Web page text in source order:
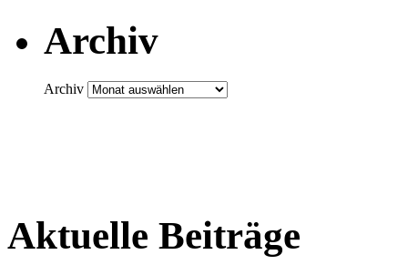
Archiv
Archiv
Aktuelle Beiträge